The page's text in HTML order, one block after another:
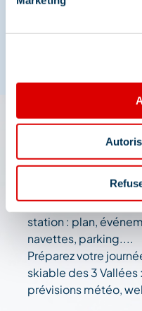
L'appli 3
assistant
Accédez à toutes
station : plan,
navettes, parking....
Préparez votre
skiable des 3
prévisions météo,